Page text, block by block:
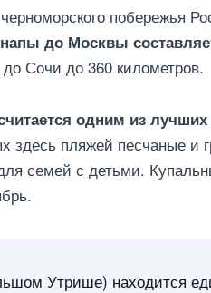
побережья
до Москвы
Сочи до 360 километров.
одним из
здесь пляжей песчаные и
семей с детьми.
Утрише) находится